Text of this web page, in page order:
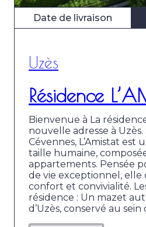
Date de livraison
Uzès
Résidence
Bienvenue à La
nouvelle adresse à
Cévennes, L’Amistat est
taille humaine,
appartements. Pensée
de vie exceptionnel,
confort et convivialité.
résidence : Un mazet
d’Uzès, conservé au sein